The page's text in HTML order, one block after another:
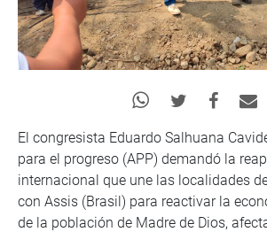
El congresista Eduardo Salhuana
para el progreso (APP) demandó la
internacional que une las localidades
con Assis (Brasil) para reactivar la
de la población de Madre de Dios,